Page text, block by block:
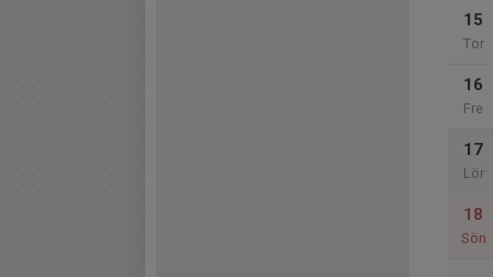
15
Tor
16
Fre
17
Lör
18
Sön